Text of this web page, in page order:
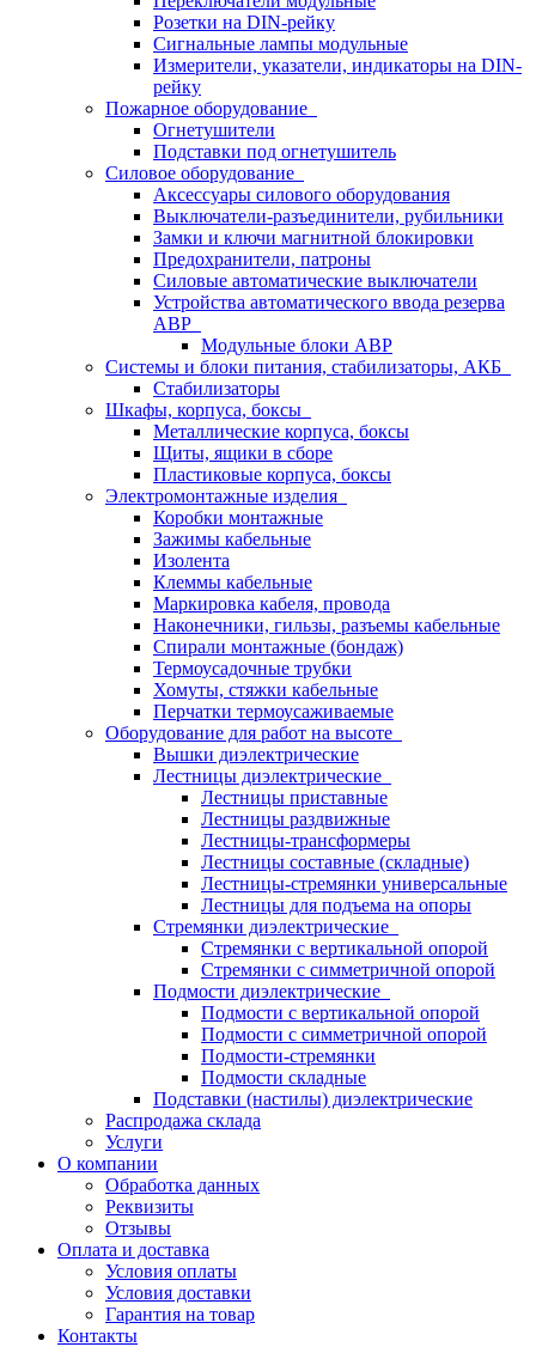
Розетки на DIN-рейку
Сигнальные лампы модульные
Измерители, указатели, индикаторы на DIN-
рейку
Пожарное оборудование
Огнетушители
Подставки под огнетушитель
Силовое оборудование
Аксессуары силового оборудования
Выключатели-разъединители, рубильники
Замки и ключи магнитной блокировки
Предохранители, патроны
Силовые автоматические выключатели
Устройства автоматического ввода резерва
АВР
Модульные блоки АВР
Системы и блоки питания, стабилизаторы, АКБ
Стабилизаторы
Шкафы, корпуса, боксы
Металлические корпуса, боксы
Щиты, ящики в сборе
Пластиковые корпуса, боксы
Электромонтажные изделия
Коробки монтажные
Зажимы кабельные
Изолента
Клеммы кабельные
Маркировка кабеля, провода
Наконечники, гильзы, разъемы кабельные
Спирали монтажные (бондаж)
Термоусадочные трубки
Хомуты, стяжки кабельные
Перчатки термоусаживаемые
Оборудование для работ на высоте
Вышки диэлектрические
Лестницы диэлектрические
Лестницы приставные
Лестницы раздвижные
Лестницы-трансформеры
Лестницы составные (складные)
Лестницы-стремянки универсальные
Лестницы для подъема на опоры
Стремянки диэлектрические
Стремянки с вертикальной опорой
Стремянки с симметричной опорой
Подмости диэлектрические
Подмости с вертикальной опорой
Подмости с симметричной опорой
Подмости-стремянки
Подмости складные
Подставки (настилы) диэлектрические
Распродажа склада
Услуги
О компании
Обработка данных
Реквизиты
Отзывы
Оплата и доставка
Условия оплаты
Условия доставки
Гарантия на товар
Контакты